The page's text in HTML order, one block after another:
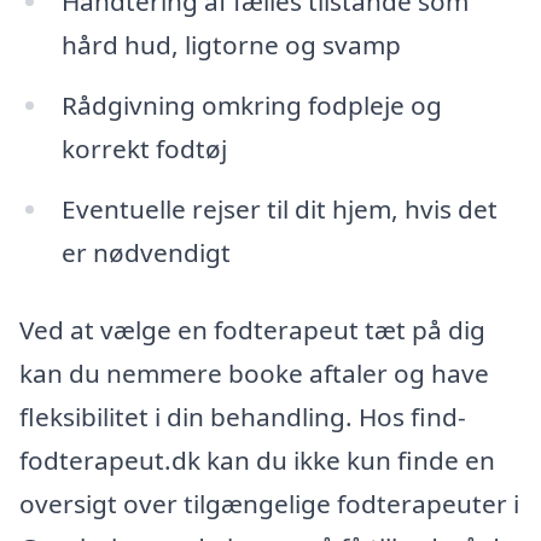
hård hud, ligtorne og svamp
Rådgivning omkring fodpleje og
korrekt fodtøj
Eventuelle rejser til dit hjem, hvis det
er nødvendigt
Ved at vælge en fodterapeut tæt på dig
kan du nemmere booke aftaler og have
fleksibilitet i din behandling. Hos find-
fodterapeut.dk kan du ikke kun finde en
oversigt over tilgængelige fodterapeuter i